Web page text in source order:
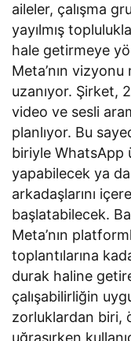
aileler, çalışma
yayılmış
hale getirmeye
Meta’nın
uzanıyor. Şirket,
video ve sesli
planlıyor. Bu
biriyle WhatsApp
yapabilecek ya
arkadaşlarını
başlatabilecek.
Meta’nın
toplantılarına
durak haline
çalışabilirliğin
zorluklardan biri,
uğraşırken